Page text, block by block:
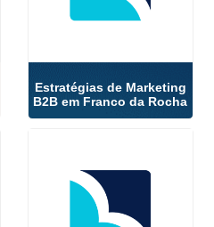
Estratégias de Marketing
B2B em Franco da Rocha